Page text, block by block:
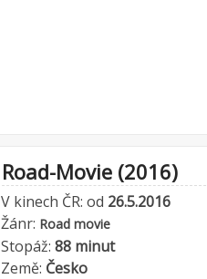
Road-Movie (2016)
V kinech ČR: od 26.5.2016
Žánr: Road movie
Stopáž: 88 minut
Země: Česko